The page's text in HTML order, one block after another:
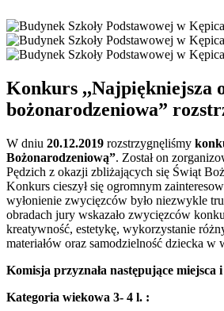
Konkurs ,,Najpiękniejsza
bożonarodzeniowa”
W dniu 20.12.2019 rozstrzygnęliśmy
Bożonarodzeniową”. Został on
Pędzich z okazji zbliżających się Świąt
Konkurs cieszył się ogromnym
wyłonienie zwycięzców było niezwykle
obradach jury wskazało zwycięzców
kreatywność, estetykę, wykorzystanie
materiałów oraz samodzielność dziecka w
Komisja przyznała następujące miejsca
Kategoria wiekowa 3- 4 l. :